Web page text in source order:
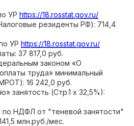
УР https://18.rosstat.gov.ru/
резиденты РФ): 714,4
УР https://18.rosstat.gov.ru/
37 817,0 руб.
законом «О
труда» минимальный
16 242,0 руб.
занятость (Стр.1 х 32,5%):
НДФЛ от "теневой занятости"
млн.руб./мес.